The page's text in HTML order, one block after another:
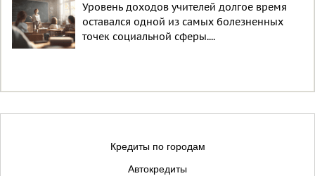
Уровень доходов учителей долгое время
оставался одной из самых болезненных
точек социальной сферы....
Кредиты по городам
Автокредиты